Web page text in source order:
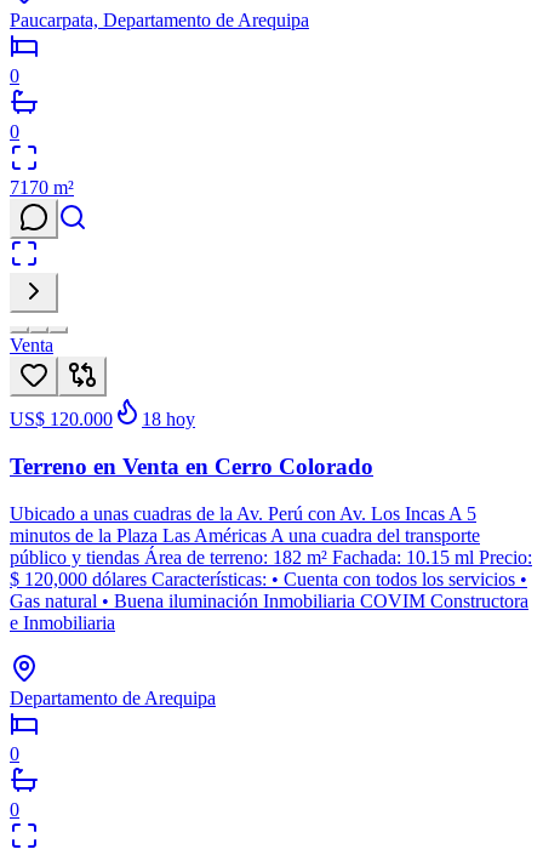
Paucarpata, Departamento de Arequipa
0
0
7170 m²
Venta
US$ 120.000 18 hoy
Terreno en Venta en Cerro Colorado
Ubicado a unas cuadras de la Av. Perú con Av. Los Incas A 5
minutos de la Plaza Las Américas A una cuadra del transporte
público y tiendas Área de terreno: 182 m² Fachada: 10.15 ml Precio:
$ 120,000 dólares Características: • Cuenta con todos los servicios •
Gas natural • Buena iluminación Inmobiliaria COVIM Constructora
e Inmobiliaria
Departamento de Arequipa
0
0